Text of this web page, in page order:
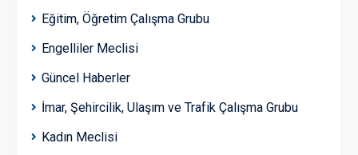
Eğitim, Öğretim Çalışma Grubu
Engelliler Meclisi
Güncel Haberler
İmar, Şehircilik, Ulaşım ve Trafik Çalışma Grubu
Kadın Meclisi